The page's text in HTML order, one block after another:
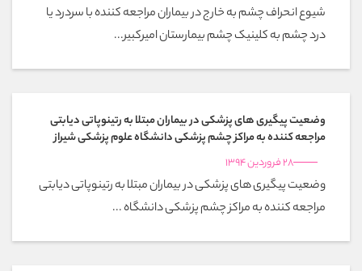
شیوع انحراف چشم به خارج در بیماران مراجعه کننده با سردرد یا
درد چشم به کلینیک چشم بیمارستان امیرکبیر...
وضعیت پیگیری های پزشکی در بیماران مبتلا به رتینوپاتی دیابتی
مراجعه کننده به مراکز چشم پزشکی دانشگاه علوم پزشکی شیراز
28 فروردین 1394
وضعیت پیگیری های پزشکی در بیماران مبتلا به رتینوپاتی دیابتی
مراجعه کننده به مراکز چشم پزشکی دانشگاه ...